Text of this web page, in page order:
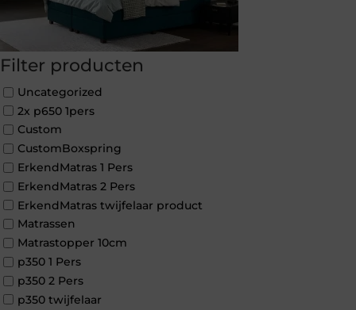
Filter producten
Uncategorized
2x p650 1pers
Custom
CustomBoxspring
ErkendMatras 1 Pers
ErkendMatras 2 Pers
ErkendMatras twijfelaar product
Matrassen
Matrastopper 10cm
p350 1 Pers
p350 2 Pers
p350 twijfelaar